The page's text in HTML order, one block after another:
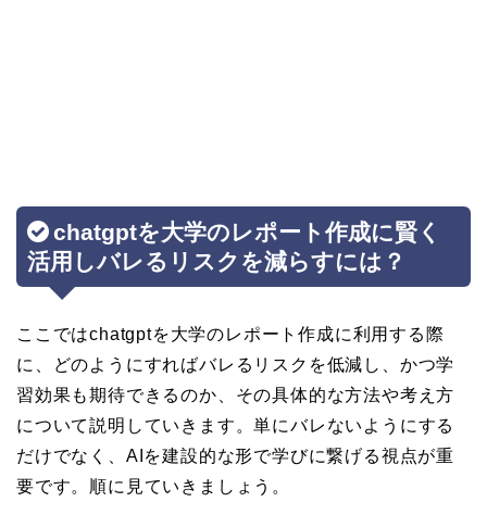
chatgptを大学のレポート作成に賢く
活用しバレるリスクを減らすには？
ここではchatgptを大学のレポート作成に利用する際
に、どのようにすればバレるリスクを低減し、かつ学
習効果も期待できるのか、その具体的な方法や考え方
について説明していきます。単にバレないようにする
だけでなく、AIを建設的な形で学びに繋げる視点が重
要です。順に見ていきましょう。